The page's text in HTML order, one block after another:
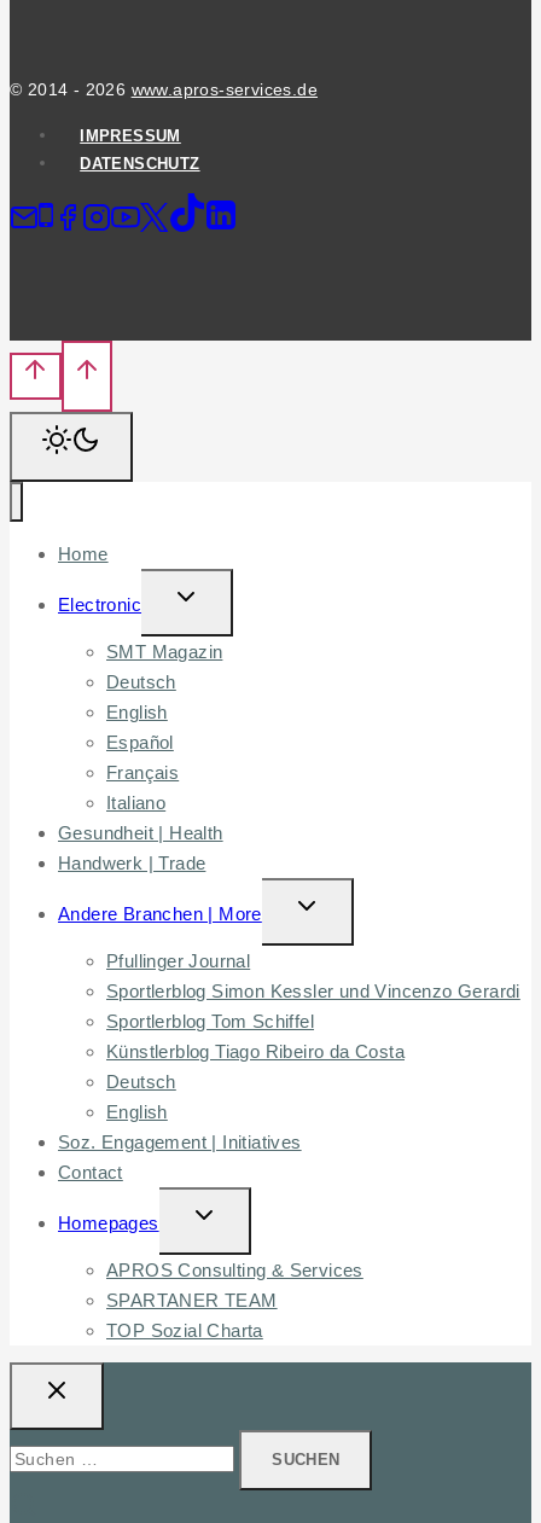
© 2014 - 2026 www.apros-services.de
IMPRESSUM
DATENSCHUTZ
Home
Electronic
TOGGLE
CHILD
MENU
SMT Magazin
Deutsch
English
Español
Français
Italiano
Gesundheit | Health
Handwerk | Trade
Andere Branchen | More
TOGGLE
CHILD
Pfullinger Journal
Sportlerblog Simon Kessler und Vincenzo Gerardi
Sportlerblog Tom Schiffel
Künstlerblog Tiago Ribeiro da Costa
Deutsch
English
Soz. Engagement | Initiatives
Contact
Homepages
TOGGLE
CHILD
MENU
APROS Consulting & Services
SPARTANER TEAM
TOP Sozial Charta
Suchen
nach: